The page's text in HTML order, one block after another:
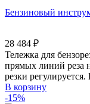
Бензиновый
28 484 ₽
Тележка для
прямых линий реза
резки
В корзину
-15%